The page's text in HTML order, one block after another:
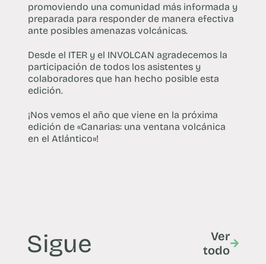
promoviendo una comunidad más informada y
preparada para responder de manera efectiva
ante posibles amenazas volcánicas.
Desde el ITER y el INVOLCAN agradecemos la
participación de todos los asistentes y
colaboradores que han hecho posible esta
edición.
¡Nos vemos el año que viene en la próxima
edición de «Canarias: una ventana volcánica
en el Atlántico»!
Sigue
Ver
todo